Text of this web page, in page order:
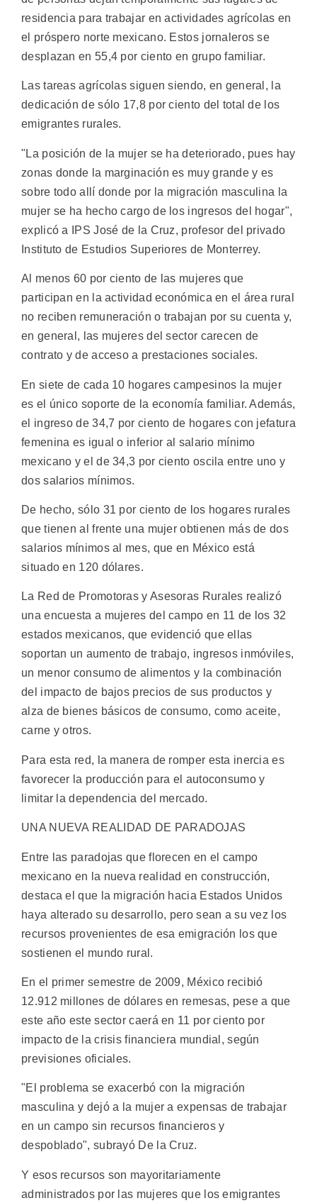
residencia para trabajar en actividades agrícolas en
el próspero norte mexicano. Estos jornaleros se
desplazan en 55,4 por ciento en grupo familiar.
Las tareas agrícolas siguen siendo, en general, la
dedicación de sólo 17,8 por ciento del total de los
emigrantes rurales.
"La posición de la mujer se ha deteriorado, pues hay
zonas donde la marginación es muy grande y es
sobre todo allí donde por la migración masculina la
mujer se ha hecho cargo de los ingresos del hogar",
explicó a IPS José de la Cruz, profesor del privado
Instituto de Estudios Superiores de Monterrey.
Al menos 60 por ciento de las mujeres que
participan en la actividad económica en el área rural
no reciben remuneración o trabajan por su cuenta y,
en general, las mujeres del sector carecen de
contrato y de acceso a prestaciones sociales.
En siete de cada 10 hogares campesinos la mujer
es el único soporte de la economía familiar. Además,
el ingreso de 34,7 por ciento de hogares con jefatura
femenina es igual o inferior al salario mínimo
mexicano y el de 34,3 por ciento oscila entre uno y
dos salarios mínimos.
De hecho, sólo 31 por ciento de los hogares rurales
que tienen al frente una mujer obtienen más de dos
salarios mínimos al mes, que en México está
situado en 120 dólares.
La Red de Promotoras y Asesoras Rurales realizó
una encuesta a mujeres del campo en 11 de los 32
estados mexicanos, que evidenció que ellas
soportan un aumento de trabajo, ingresos inmóviles,
un menor consumo de alimentos y la combinación
del impacto de bajos precios de sus productos y
alza de bienes básicos de consumo, como aceite,
carne y otros.
Para esta red, la manera de romper esta inercia es
favorecer la producción para el autoconsumo y
limitar la dependencia del mercado.
UNA NUEVA REALIDAD DE PARADOJAS
Entre las paradojas que florecen en el campo
mexicano en la nueva realidad en construcción,
destaca el que la migración hacia Estados Unidos
haya alterado su desarrollo, pero sean a su vez los
recursos provenientes de esa emigración los que
sostienen el mundo rural.
En el primer semestre de 2009, México recibió
12.912 millones de dólares en remesas, pese a que
este año este sector caerá en 11 por ciento por
impacto de la crisis financiera mundial, según
previsiones oficiales.
"El problema se exacerbó con la migración
masculina y dejó a la mujer a expensas de trabajar
en un campo sin recursos financieros y
despoblado", subrayó De la Cruz.
Y esos recursos son mayoritariamente
administrados por las mujeres que los emigrantes